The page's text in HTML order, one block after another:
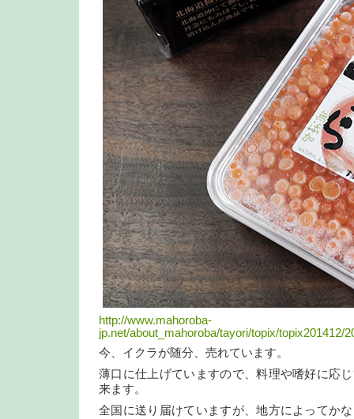
http://www.mahoroba-
jp.net/about_mahoroba/tayori/topix/topix201412/
今、イクラが随分、売れています。
薄口に仕上げていますので、料理や嗜好に応
来ます。
全国に送り届けていますが、地方によってか